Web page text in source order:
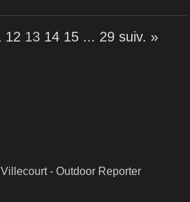
12 13 14 15 ... 29 suiv. »
- Outdoor Reporter